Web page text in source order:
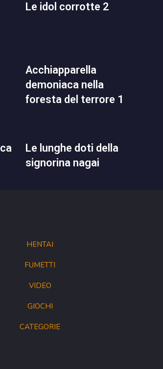
le idol corrotte 2
acchiapparella
demoniaca nella
foresta del terrore 1
le lunghe doti della
signorina nagai
HENTAI
FUMETTI
VIDEO
GIOCHI
CATEGORIE